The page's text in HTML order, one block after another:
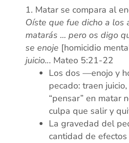
Matar se compara al
Oíste que fue dicho a los
matarás … pero os digo
se enoje [homicidio
juicio... Mateo 5:21-22
Los dos —enojo y
pecado: traen
“pensar” en matar
culpa que salir y
La gravedad del
cantidad de